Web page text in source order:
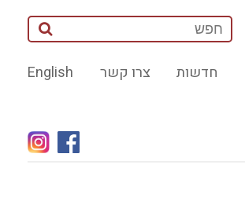
English צרו קשר חדשות